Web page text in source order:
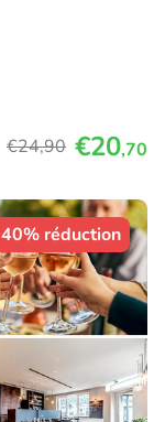
€24,90 €20,70
40% réduction